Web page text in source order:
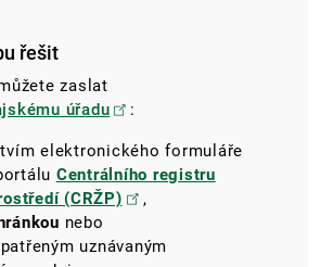
řešit
zaslat
úřadu :
elektronického formuláře
Centrálního registru
(CRŽP)
,
nebo
uznávaným